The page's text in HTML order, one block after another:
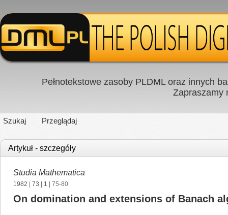
Pełnotekstowe zasoby PLDML oraz innych
Zapraszamy
Szukaj Przeglądaj
Artykuł - szczegóły
Studia Mathematica
1982 73 1 | 75-80
On domination and extensions of Banach